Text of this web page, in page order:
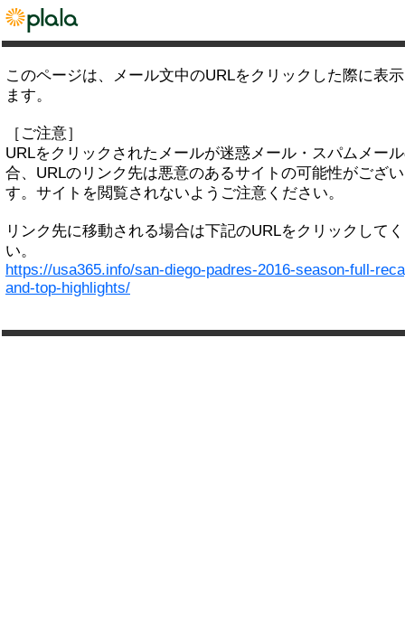
このページは、メール文中のURLをクリックした際に表
ます。
［ご注意］
URLをクリックされたメールが迷惑メール・スパムメー
合、URLのリンク先は悪意のあるサイトの可能性がござ
す。サイトを閲覧されないようご注意ください。
リンク先に移動される場合は下記のURLをクリックして
い。
https://usa365.info/san-diego-padres-2016-season-full-
and-top-highlights/